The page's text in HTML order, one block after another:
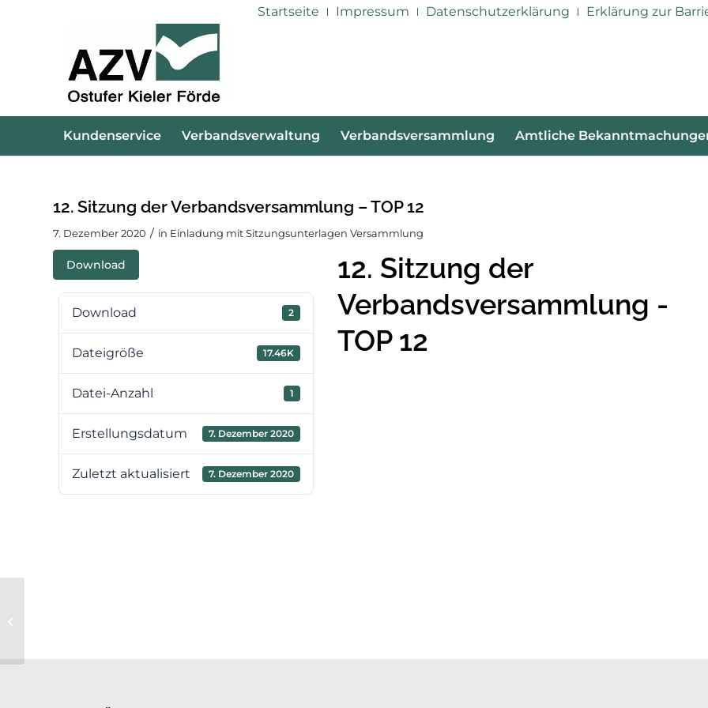
Startseite Impressum Datenschutzerklärung Erklärung zur
Kundenservice Verbandsverwaltung Verbandsversammlung Amtliche
12. Sitzung der Verbandsversammlung – TOP 12
7. Dezember 2020 / in Einladung mit Sitzungsunterlagen Versammlung
Download
Download 2
Dateigröße 17.46K
Datei-Anzahl 1
Erstellungsdatum 7. Dezember 2020
Zuletzt aktualisiert 7. Dezember 2020
12. Sitzung der
Verbandsversammlung -
TOP 12